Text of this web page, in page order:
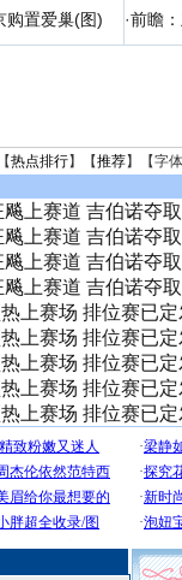
购置爱巢(图)
·前瞻
热点排行】【推荐】【字
上赛道 吉伯诺夺
上赛道 吉伯诺夺
上赛道 吉伯诺夺
上赛道 吉伯诺夺
上赛场 排位赛已
上赛场 排位赛已
上赛场 排位赛已
上赛场 排位赛已
上赛场 排位赛已